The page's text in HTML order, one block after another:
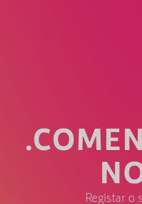
Registar